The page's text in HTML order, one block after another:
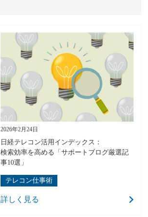
2026年2月24日
日経テレコン活用インデックス：
検索効率を高める「サポートブログ厳選記
事10選」
テレコン仕事術
詳しく見る